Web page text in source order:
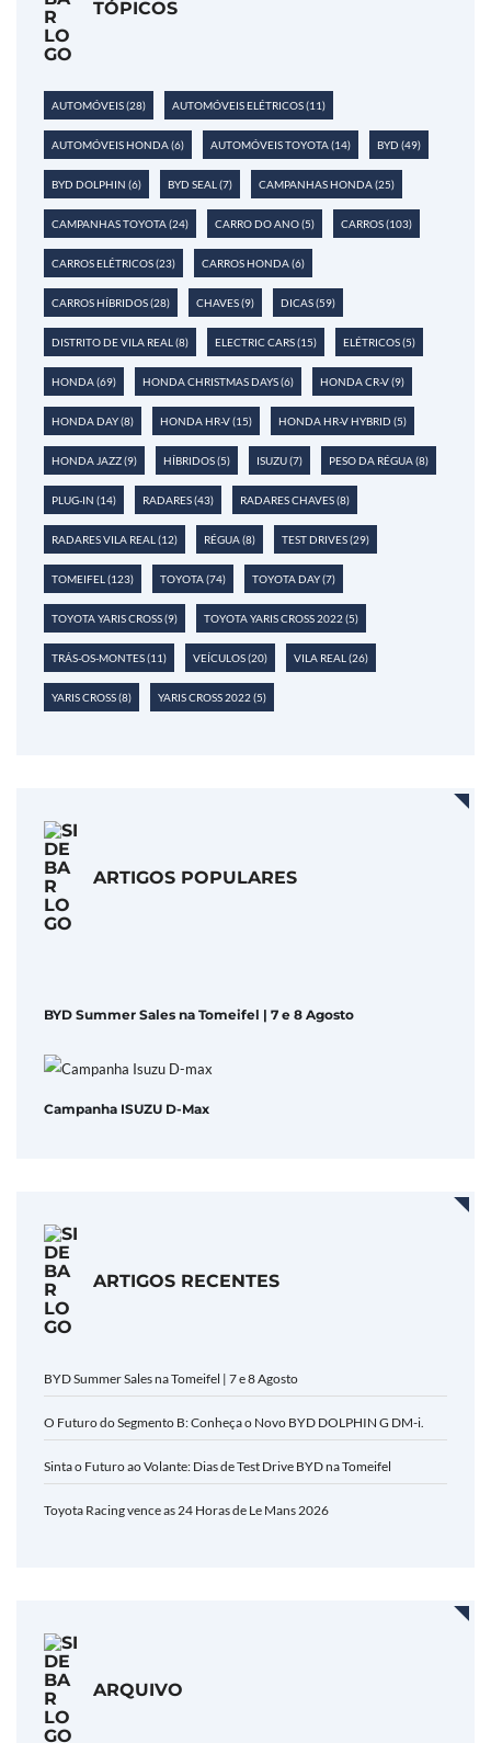
TÓPICOS
AUTOMÓVEIS(28) AUTOMÓVEIS ELÉTRICOS(11)
AUTOMÓVEIS HONDA(6) AUTOMÓVEIS TOYOTA(14) BYD (49)
BYD DOLPHIN (6) BYD SEAL (7) CAMPANHAS HONDA(25)
CAMPANHAS TOYOTA(24) CARRO DO ANO(5) CARROS(103)
CARROS ELÉTRICOS(23) CARROS HONDA(6)
CARROS HÍBRIDOS(28) CHAVES(9) DICAS(59)
DISTRITO DE VILA REAL (8) ELECTRIC CARS(15) ELÉTRICOS(5)
HONDA(69) HONDA CHRISTMAS DAYS(6) HONDA CR-V(9)
HONDA DAY(8) HONDA HR-V(15) HONDA HR-V HYBRID (5)
HONDA JAZZ(9) HÍBRIDOS(5) ISUZU(7) PESO DA RÉGUA(8)
PLUG-IN (14) RADARES(43) RADARES CHAVES(8)
RADARES VILA REAL (12) RÉGUA(8) TEST DRIVES(29)
TOMEIFEL (123) TOYOTA(74) TOYOTA DAY(7)
TOYOTA YARIS CROSS(9) TOYOTA YARIS CROSS 2022 (5)
TRÁS-OS-MONTES(11) VEÍCULOS(20) VILA REAL (26)
YARIS CROSS(8) YARIS CROSS 2022 (5)
ARTIGOS POPULARES
BYD Summer Sales na Tomeifel | 7 e 8 Agosto
Campanha ISUZU D-Max
ARTIGOS RECENTES
BYD Summer Sales na Tomeifel | 7 e 8 Agosto
O Futuro do Segmento B: Conheça o Novo BYD DOLPHIN G DM-i.
Sinta o Futuro ao Volante: Dias de Test Drive BYD na Tomeifel
Toyota Racing vence as 24 Horas de Le Mans 2026
ARQUIVO